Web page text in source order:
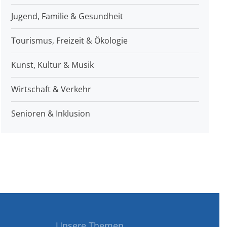
Jugend, Familie & Gesundheit
Tourismus, Freizeit & Ökologie
Kunst, Kultur & Musik
Wirtschaft & Verkehr
Senioren & Inklusion